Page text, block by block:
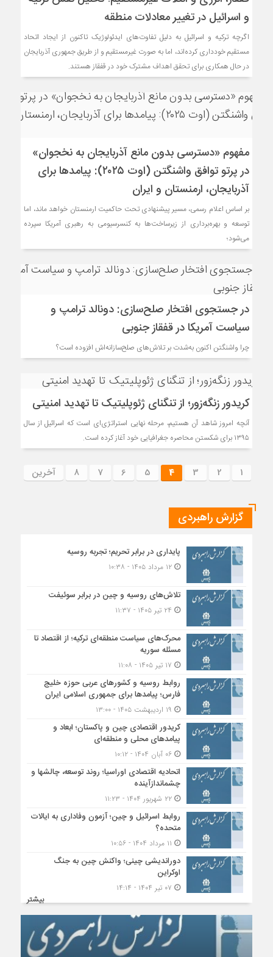
و اسرائیل در تغییر معادلات منطقه
اگرچه ترکیه و اسرائیل به دلیل تفاوت‌های ایدئولوژیک تاکنون از ایجاد اتحاد
مستقیم خودداری کرده‌اند، اما به صورت غیرمستقیم و از طریق جمهوری آذربایجان
در حال همکاری برای تحقق اهداف مشترک خود در قفقاز هستند.
مفهوم «دسترسی بدون مانع آذربایجان به نخجوان»
در پرتو توافق واشنگتن (اوت ۲۰۲۵): پیامدها برای
آذربایجان، ارمنستان و ایران
بر اساس اعلام رسمی، مسیر پیشنهادی تحت حاکمیت ارمنستان خواهد ماند، اما
توسعه و بهره‌برداری از زیرساخت‌ها به کنسرسیومی به رهبری آمریکا سپرده
می‌شود؛
در جستجوی افتخار صلح‌سازی: دونالد ترامپ و
سیاست آمریکا در قفقاز جنوبی
چرا واشنگتن اکنون به‌شدت بر تلاش‌های صلح‌سازانه‌اش افزوده است؟
کریدور زنگه‌زور؛ از تنگنای ژئوپلیتیک تا تهدید امنیتی
آنچه امروز شاهد آن هستیم، مرحله نهایی استراتژی‌ای است که اسرائیل از سال
۱۳۹۵ برای شکستن محاصره جغرافیایی خود آغاز کرده است.
1
2
3
4
5
6
7
8 آخرین
گزارش راهبردی
پایداری در برابر تحریم؛ تجربه روسیه
۱۲ مرداد ۱۴۰۵ - ۱۰:۳۸
تلاش‌های روسیه و چین در برابر سوئیفت
محرک‌های سیاست منطقه‌‎ای ترکیه؛ از اقتصاد تا
مسئله سوریه
روابط روسیه و کشورهای عربی حوزه خلیج
فارس؛ پیامدها برای جمهوری اسلامی ایران
کریدور اقتصادی چین و پاکستان؛ ابعاد و
پیامدهای محلی و منطقه‌ای
۰۶ آبان ۱۴۰۴ - ۱۰:۱۲
اتحادیه اقتصادی اوراسیا؛ روند توسعه، چالشها و
چشماندازآینده
۲۲ شهریور ۱۴۰۴ - ۱۱:۲۳
روابط اسرائیل و چین؛ آزمون وفاداری به ایالات
متحده؟
دوراندیشی چینی؛ واکنش چین به جنگ
اوکراین
بیشتر